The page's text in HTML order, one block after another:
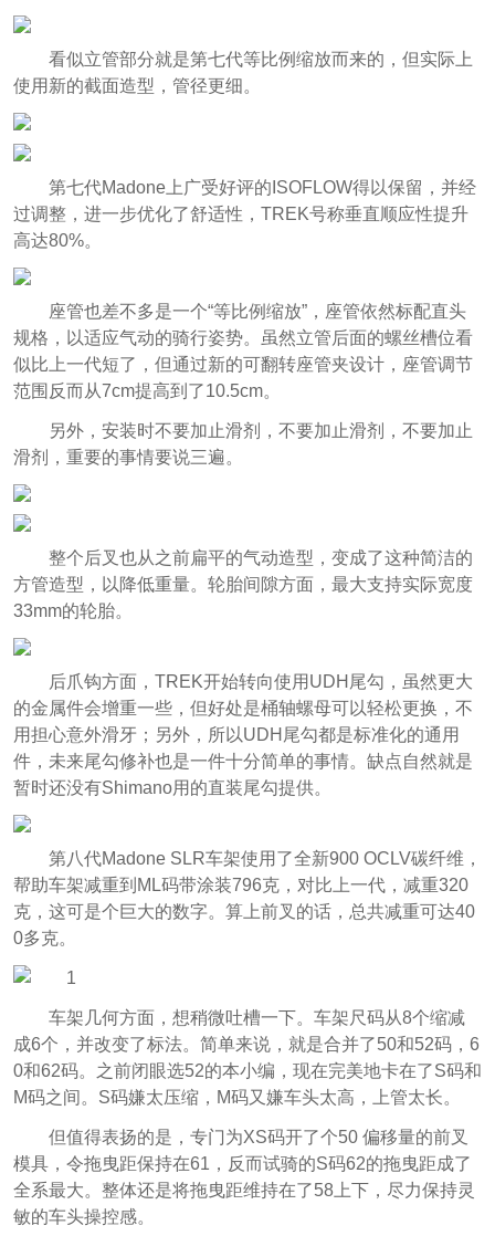
看似立管部分就是第七代等比例缩放而来的，但实际上
使用新的截面造型，管径更细。
第七代Madone上广受好评的ISOFLOW得以保留，并经
过调整，进一步优化了舒适性，TREK号称垂直顺应性提升
高达80%。
座管也差不多是一个“等比例缩放”，座管依然标配直头
规格，以适应气动的骑行姿势。虽然立管后面的螺丝槽位看
似比上一代短了，但通过新的可翻转座管夹设计，座管调节
范围反而从7cm提高到了10.5cm。
另外，安装时不要加止滑剂，不要加止滑剂，不要加止
滑剂，重要的事情要说三遍。
整个后叉也从之前扁平的气动造型，变成了这种简洁的
方管造型，以降低重量。轮胎间隙方面，最大支持实际宽度
33mm的轮胎。
后爪钩方面，TREK开始转向使用UDH尾勾，虽然更大
的金属件会增重一些，但好处是桶轴螺母可以轻松更换，不
用担心意外滑牙；另外，所以UDH尾勾都是标准化的通用
件，未来尾勾修补也是一件十分简单的事情。缺点自然就是
暂时还没有Shimano用的直装尾勾提供。
第八代Madone SLR车架使用了全新900 OCLV碳纤维，
帮助车架减重到ML码带涂装796克，对比上一代，减重320
克，这可是个巨大的数字。算上前叉的话，总共减重可达40
0多克。
车架几何方面，想稍微吐槽一下。车架尺码从8个缩减
成6个，并改变了标法。简单来说，就是合并了50和52码，6
0和62码。之前闭眼选52的本小编，现在完美地卡在了S码和
M码之间。S码嫌太压缩，M码又嫌车头太高，上管太长。
但值得表扬的是，专门为XS码开了个50 偏移量的前叉
模具，令拖曳距保持在61，反而试骑的S码62的拖曳距成了
全系最大。整体还是将拖曳距维持在了58上下，尽力保持灵
敏的车头操控感。